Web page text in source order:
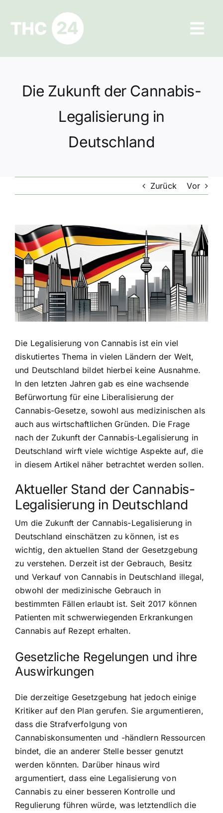
springen
Ratgeber
Hilfe und Kontakt
Datenschutz
Die Zukunft der Cannabis-
Legalisierung in
Deutschland
Zurück Vor
Zeige
grösseres
Bild
Die Legalisierung von Cannabis ist ein viel
diskutiertes Thema in vielen Ländern der Welt,
und Deutschland bildet hierbei keine Ausnahme.
In den letzten Jahren gab es eine wachsende
Befürwortung für eine Liberalisierung der
Cannabis-Gesetze, sowohl aus medizinischen als
auch aus wirtschaftlichen Gründen. Die Frage
nach der Zukunft der Cannabis-Legalisierung in
Deutschland wirft viele wichtige Aspekte auf, die
in diesem Artikel näher betrachtet werden sollen.
Aktueller Stand der Cannabis-
Legalisierung in Deutschland
Um die Zukunft der Cannabis-Legalisierung in
Deutschland einschätzen zu können, ist es
wichtig, den aktuellen Stand der Gesetzgebung
zu verstehen. Derzeit ist der Gebrauch, Besitz
und Verkauf von Cannabis in Deutschland illegal,
obwohl der medizinische Gebrauch in
bestimmten Fällen erlaubt ist. Seit 2017 können
Patienten mit schwerwiegenden Erkrankungen
Cannabis auf Rezept erhalten.
Gesetzliche Regelungen und ihre
Auswirkungen
Die derzeitige Gesetzgebung hat jedoch einige
Kritiker auf den Plan gerufen. Sie argumentieren,
dass die Strafverfolgung von
Cannabiskonsumenten und -händlern Ressourcen
bindet, die an anderer Stelle besser genutzt
werden könnten. Darüber hinaus wird
argumentiert, dass eine Legalisierung von
Cannabis zu einer besseren Kontrolle und
Regulierung führen würde, was letztendlich die